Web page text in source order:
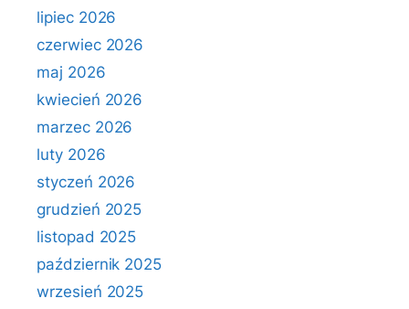
lipiec 2026
czerwiec 2026
maj 2026
kwiecień 2026
marzec 2026
luty 2026
styczeń 2026
grudzień 2025
listopad 2025
październik 2025
wrzesień 2025